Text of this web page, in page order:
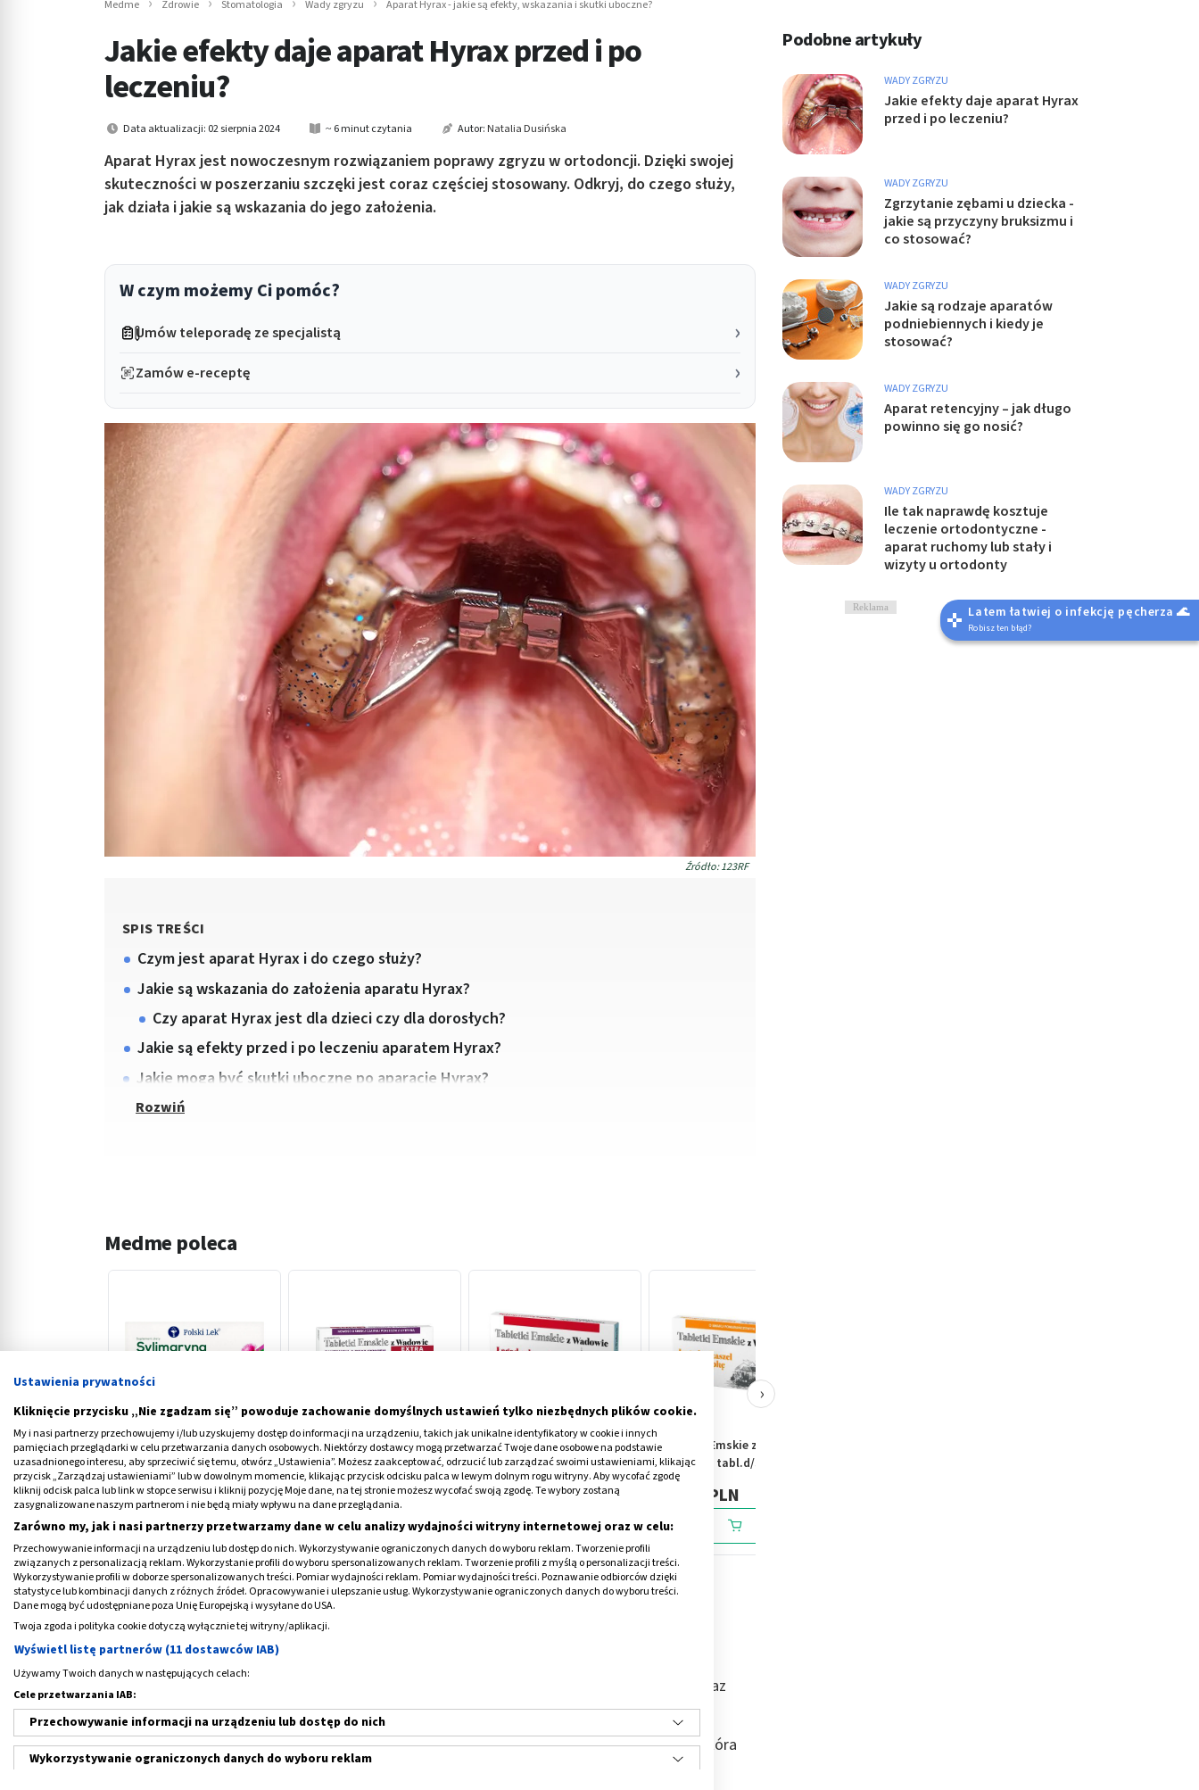
Medme Zdrowie Stomatologia Wady zgryzu Aparat Hyrax - jakie są efekty, wskazania i skutki uboczne?
Jakie efekty daje aparat Hyrax przed i po
leczeniu?
Data aktualizacji: 02 sierpnia 2024 ~ 6 minut czytania Autor: Natalia Dusińska
Aparat Hyrax jest nowoczesnym rozwiązaniem poprawy zgryzu w ortodoncji. Dzięki swojej
skuteczności w poszerzaniu szczęki jest coraz częściej stosowany. Odkryj, do czego służy,
jak działa i jakie są wskazania do jego założenia.
W czym możemy Ci pomóc?
Umów teleporadę ze specjalistą
Zamów e-receptę
Źródło: 123RF
SPIS TREŚCI
Czym jest aparat Hyrax i do czego służy?
Jakie są wskazania do założenia aparatu Hyrax?
Czy aparat Hyrax jest dla dzieci czy dla dorosłych?
Jakie są efekty przed i po leczeniu aparatem Hyrax?
Jakie mogą być skutki uboczne po aparacie Hyrax?
Medme poleca
Sylimaryna Tabletki z
Wadowic, tabletki, 30 szt.
9,89 PLN
Tabletki Emskie z Wadowic
Extra, tabl.do ssania, 12
szt
12,19 PLN
Tabletki Emskie z
Wadowic, tabl.d/ssania, o
sm.mięt.,12 szt
12,19 PLN
Tabletki Emskie z
Wadowic, tabl.d/ssania, o
sm.pomar., 12szt
12,19 PLN
‹ ›
Czym jest aparat Hyrax i do czego służy?
Hyrax jest stałym aparatem ortodontycznym
stomatologicznym. Wykorzystywany jest głównie do rozszerzenia szwu podniebiennego oraz
szczęki.
Aparat na zęby Hyrax składa się z metalowej śruby umieszczonej na środku podniebienia, która
jest przymocowana do zębów trzonowych i przedtrzonowych za pomocą pierścieni lub
Podobne artykuły
WADY ZGRYZU
Jakie efekty daje aparat Hyrax
przed i po leczeniu?
WADY ZGRYZU
Zgrzytanie zębami u dziecka -
jakie są przyczyny bruksizmu i
co stosować?
WADY ZGRYZU
Jakie są rodzaje aparatów
podniebiennych i kiedy je
stosować?
WADY ZGRYZU
Aparat retencyjny – jak długo
powinno się go nosić?
WADY ZGRYZU
Ile tak naprawdę kosztuje
leczenie ortodontyczne -
aparat ruchomy lub stały i
wizyty u ortodonty
Reklama Latem łatwiej o infekcję pęcherza 🌊
Robisz ten błąd?
Ustawienia prywatności
Kliknięcie przycisku „Nie zgadzam się” powoduje zachowanie domyślnych ustawień tylko niezbędnych plików cookie.
My i nasi partnerzy przechowujemy i/lub uzyskujemy dostęp do informacji na urządzeniu, takich jak unikalne identyfikatory w cookie i innych
pamięciach przeglądarki w celu przetwarzania danych osobowych. Niektórzy dostawcy mogą przetwarzać Twoje dane osobowe na podstawie
uzasadnionego interesu, aby sprzeciwić się temu, otwórz „Ustawienia”. Możesz zaakceptować, odrzucić lub zarządzać swoimi ustawieniami, klikając
przycisk „Zarządzaj ustawieniami” lub w dowolnym momencie, klikając przycisk odcisku palca w lewym dolnym rogu witryny. Aby wycofać zgodę
kliknij odcisk palca lub link w stopce serwisu i kliknij pozycję Moje dane, na tej stronie możesz wycofać swoją zgodę. Te wybory zostaną
zasygnalizowane naszym partnerom i nie będą miały wpływu na dane przeglądania.
Zarówno my, jak i nasi partnerzy przetwarzamy dane w celu analizy wydajności witryny internetowej oraz w celu:
Przechowywanie informacji na urządzeniu lub dostęp do nich. Wykorzystywanie ograniczonych danych do wyboru reklam. Tworzenie profili
związanych z personalizacją reklam. Wykorzystanie profili do wyboru spersonalizowanych reklam. Tworzenie profili z myślą o personalizacji treści.
Wykorzystywanie profili w doborze spersonalizowanych treści. Pomiar wydajności reklam. Pomiar wydajności treści. Poznawanie odbiorców dzięki
statystyce lub kombinacji danych z różnych źródeł. Opracowywanie i ulepszanie usług. Wykorzystywanie ograniczonych danych do wyboru treści.
Dane mogą być udostępniane poza Unię Europejską i wysyłane do USA.
Twoja zgoda i polityka cookie dotyczą wyłącznie tej witryny/aplikacji.
Wyświetl listę partnerów (11 dostawców IAB)
Używamy Twoich danych w następujących celach:
Cele przetwarzania IAB:
Przechowywanie informacji na urządzeniu lub dostęp do nich
Wykorzystywanie ograniczonych danych do wyboru reklam